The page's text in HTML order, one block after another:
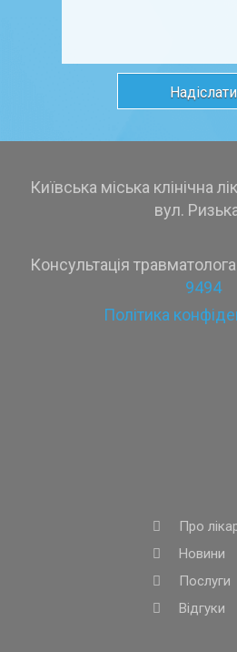
Київська міська клінічна
вул.
Консультація
9494
Політика
Про
Новини
Послуги
Відгуки